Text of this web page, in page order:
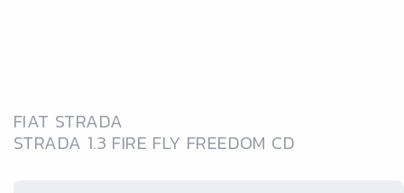
FIAT STRADA
STRADA 1.3 FIRE FLY FREEDOM CD